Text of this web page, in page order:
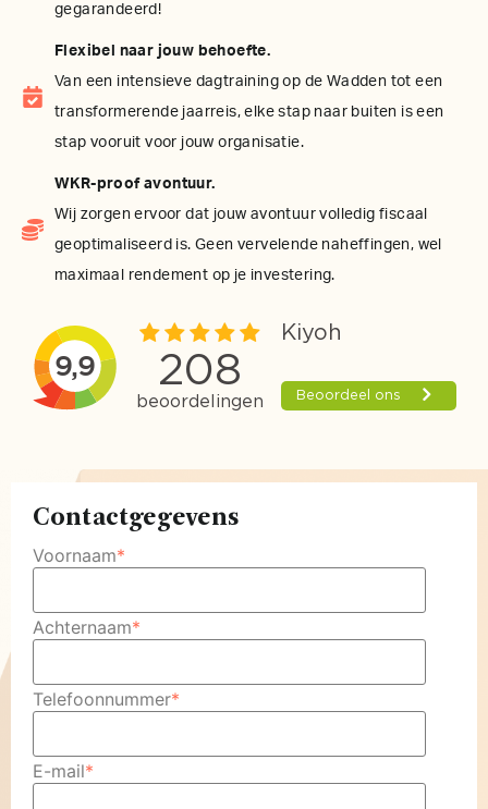
gegarandeerd!
Flexibel naar jouw behoefte.
Van een intensieve dagtraining op de Wadden tot een
transformerende jaarreis, elke stap naar buiten is een
stap vooruit voor jouw organisatie.
WKR-proof avontuur.
Wij zorgen ervoor dat jouw avontuur volledig fiscaal
geoptimaliseerd is. Geen vervelende naheffingen, wel
maximaal rendement op je investering.
Contactgegevens
Voornaam*
Achternaam*
Telefoonnummer*
E-mail*